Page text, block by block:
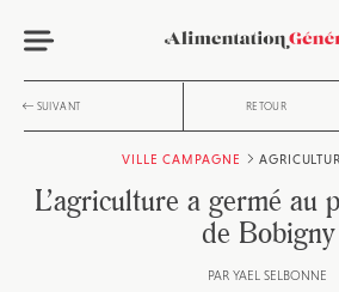
SUIVANT RETOUR
VILLE CAMPAGNE
L’agriculture a germé au
de Bobigny
PAR YAEL SELBONNE